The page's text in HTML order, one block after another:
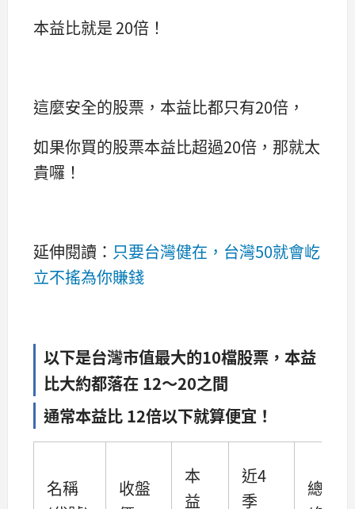
本益比就是 20倍！
這麼安全的股票，本益比都只有20倍，
如果你買的股票本益比超過20倍，那就太
貴囉！
延伸閱讀： 只要台灣健在，台灣50就會屹
立不搖為你賺錢
以下是台灣市值最大的10檔股票，本益
比大約都落在 12～20之間
通常本益比 12倍以下就算便宜！
名稱
收盤
本
益
近4
季
總市值